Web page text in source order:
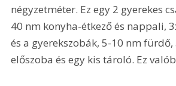
négyzetméter. Ez egy 2 gyerekes
40 nm konyha-étkező és nappali,
és a gyerekszobák, 5-10 nm
előszoba és egy kis tároló. Ez